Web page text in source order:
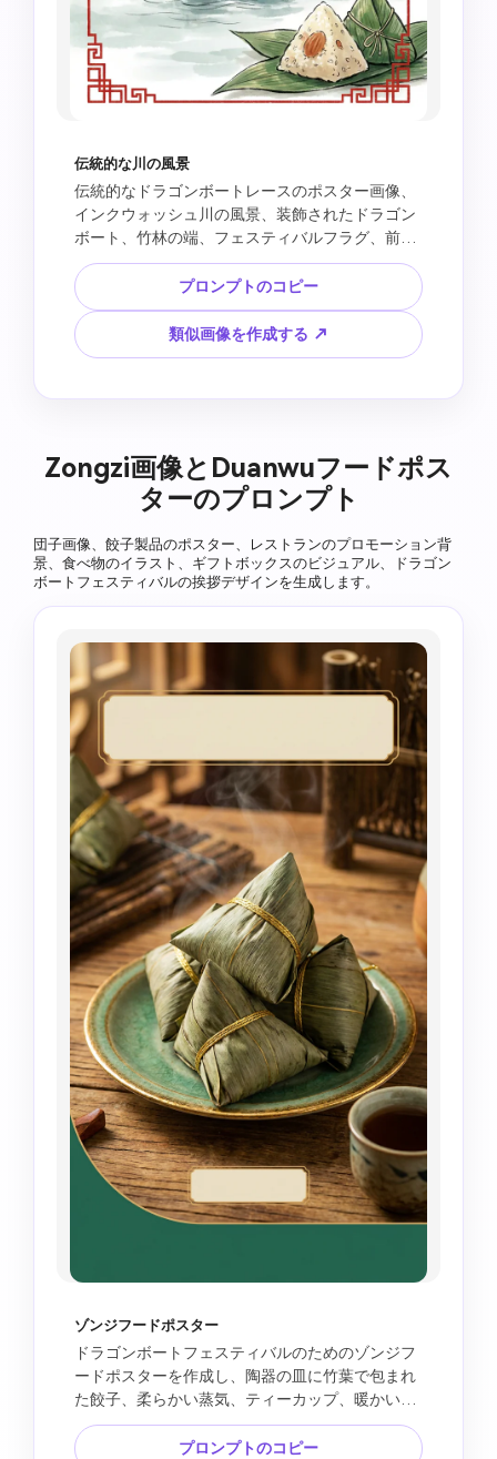
伝統的な川の風景
伝統的なドラゴンボートレースのポスター画像、
インクウォッシュ川の風景、装飾されたドラゴン
ボート、竹林の端、フェスティバルフラグ、前景
のゾンジーモチーフ、実際のテキストなしの赤い
切手にインスパイアされた装飾フレーム、エレガ
ントな端武祭の雰囲気、空白のタイトルエリア、
読みやすいテキストなし、ロゴなし、著作権で保
護された書道なし。
プロンプトのコピー
類似画像を作成する ↗
Zongzi画像とDuanwuフードポス
ターのプロンプト
団子画像、餃子製品のポスター、レストランのプロモーション背
景、食べ物のイラスト、ギフトボックスのビジュアル、ドラゴン
ボートフェスティバルの挨拶デザインを生成します。
ゾンジフードポスター
ドラゴンボートフェスティバルのためのゾンジフ
ードポスターを作成し、陶器の皿に竹葉で包まれ
た餃子、柔らかい蒸気、ティーカップ、暖かい木
製テーブル、翡翠の緑と金のカラーパレット、プ
レミアムフード写真スタイル、空白の見出しと価
プロンプトのコピー